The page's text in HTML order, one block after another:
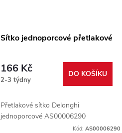
Sítko jednoporcové přetlakové
166 Kč
2-3 týdny
DO KOŠÍKU
Přetlakové sítko Delonghi
jednoporcové AS00006290
Kód:AS00006290